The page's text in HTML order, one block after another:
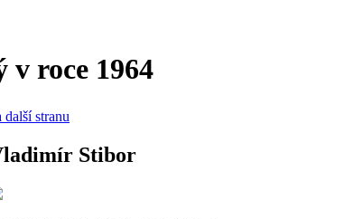
v roce 1964
další stranu
Stibor